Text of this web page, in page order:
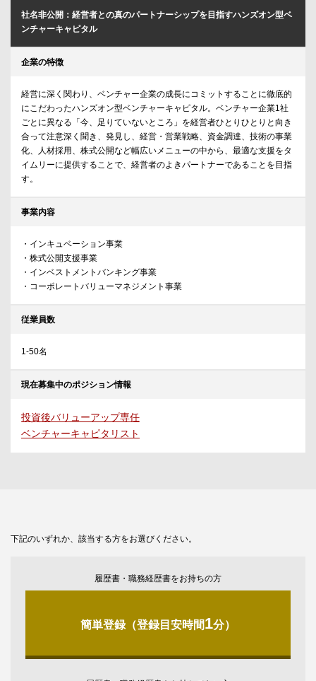
社名非公開：経営者との真のパートナーシップを目指すハンズオン型ベ
ンチャーキャピタル
企業の特徴
経営に深く関わり、ベンチャー企業の成長にコミットすることに徹底的
にこだわったハンズオン型ベンチャーキャピタル。ベンチャー企業1社
ごとに異なる「今、足りていないところ」を経営者ひとりひとりと向き
合って注意深く聞き、発見し、経営・営業戦略、資金調達、技術の事業
化、人材採用、株式公開など幅広いメニューの中から、最適な支援をタ
イムリーに提供することで、経営者のよきパートナーであることを目指
す。
事業内容
・インキュベーション事業
・株式公開支援事業
・インベストメントバンキング事業
・コーポレートバリューマネジメント事業
従業員数
1-50名
現在募集中のポジション情報
投資後バリューアップ専任
ベンチャーキャピタリスト
下記のいずれか、該当する方をお選びください。
履歴書・職務経歴書をお持ちの方
簡単登録（登録目安時間1分）